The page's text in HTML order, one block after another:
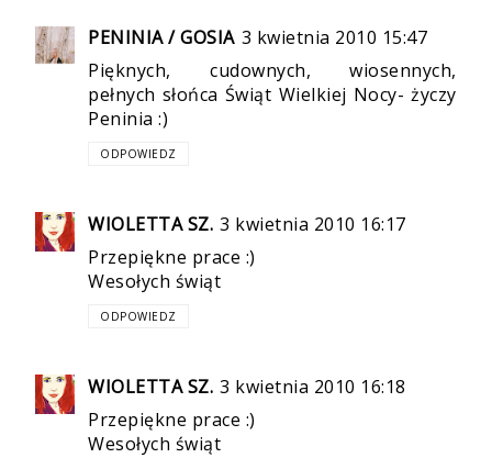
PENINIA / GOSIA 3 kwietnia 2010 15:47
Pięknych, cudownych, wiosennych,
pełnych słońca Świąt Wielkiej Nocy- życzy
Peninia :)
ODPOWIEDZ
WIOLETTA SZ. 3 kwietnia 2010 16:17
Przepiękne prace :)
Wesołych świąt
ODPOWIEDZ
WIOLETTA SZ. 3 kwietnia 2010 16:18
Przepiękne prace :)
Wesołych świąt